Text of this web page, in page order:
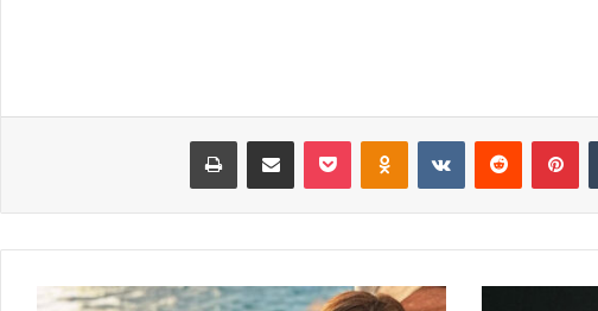
بينتيريست Odnoklassniki
‫Pocket مشاركة عبر البريد طباعة
ياسمين